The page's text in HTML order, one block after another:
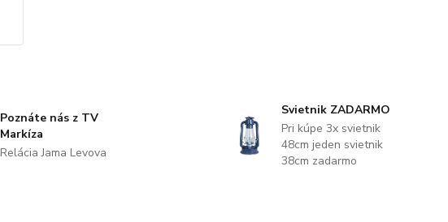
Poznáte nás z TV
Markíza
Relácia Jama Levova
Svietnik ZADARMO
Pri kúpe 3x svietnik
48cm jeden svietnik
38cm zadarmo